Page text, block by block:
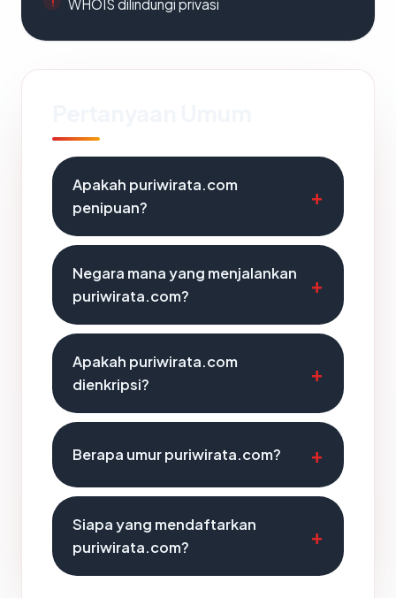
WHOIS dilindungi privasi
Apakah puriwirata.com
penipuan?
Negara mana yang menjalankan
puriwirata.com?
Apakah puriwirata.com
dienkripsi?
Berapa umur puriwirata.com?
Siapa yang mendaftarkan
puriwirata.com?